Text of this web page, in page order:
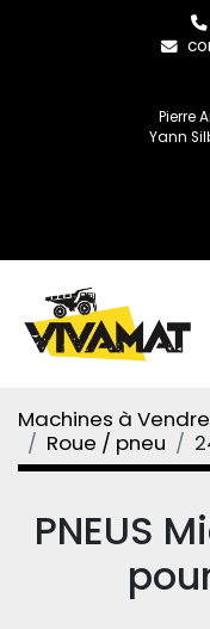
Pierre
Yann
Machines à Vendre
Roue / pneu
PNEUS